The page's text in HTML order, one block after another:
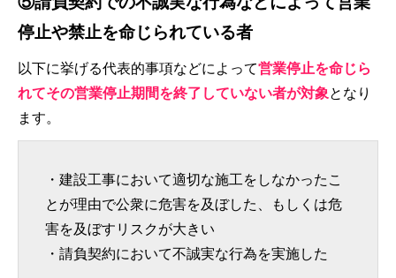
停止や禁止を命じられている者
以下に挙げる代表的事項などによって営業停止を命じら
れてその営業停止期間を終了していない者が対象となり
ます。
・建設工事において適切な施工をしなかったこ
とが理由で公衆に危害を及ぼした、もしくは危
害を及ぼすリスクが大きい
・請負契約において不誠実な行為を実施した